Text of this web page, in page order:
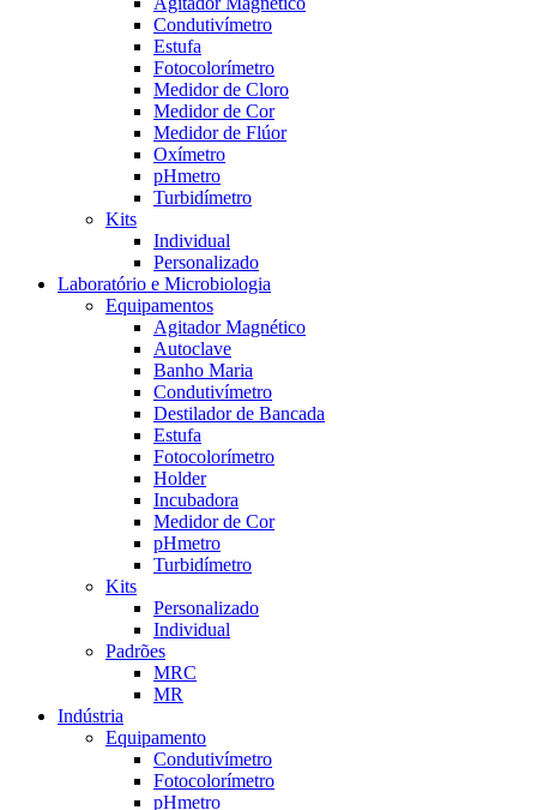
Condutivímetro
Estufa
Fotocolorímetro
Medidor de Cloro
Medidor de Cor
Medidor de Flúor
Oxímetro
pHmetro
Turbidímetro
Kits
Individual
Personalizado
Laboratório e Microbiologia
Equipamentos
Agitador Magnético
Autoclave
Banho Maria
Condutivímetro
Destilador de Bancada
Estufa
Fotocolorímetro
Holder
Incubadora
Medidor de Cor
pHmetro
Turbidímetro
Kits
Personalizado
Individual
Padrões
MRC
MR
Indústria
Equipamento
Condutivímetro
Fotocolorímetro
pHmetro